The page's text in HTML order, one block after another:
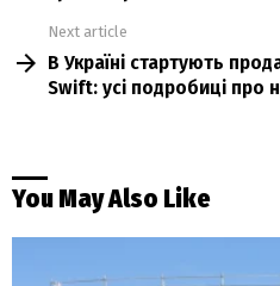
Next article
В Україні стартують
Swift: усі подробиці про
You May Also Like